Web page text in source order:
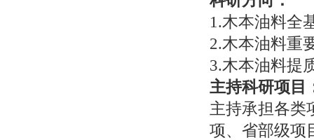
1.木本油料全
2.木本油料重
3.木本油料提
主持科研项目
主持承担各类
项、省部级项